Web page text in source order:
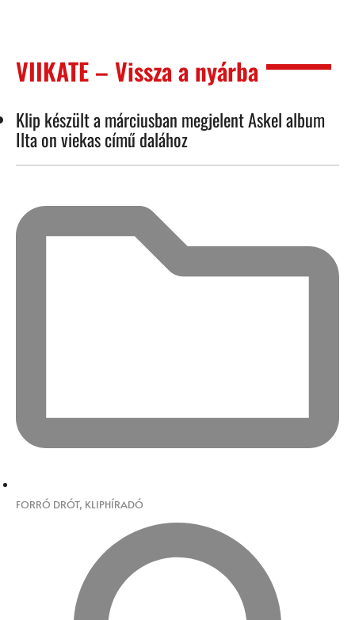
VIIKATE – Vissza a nyárba
Klip készült a márciusban megjelent Askel album
Ilta on viekas című dalához
FORRÓ DRÓT, KLIPHÍRADÓ